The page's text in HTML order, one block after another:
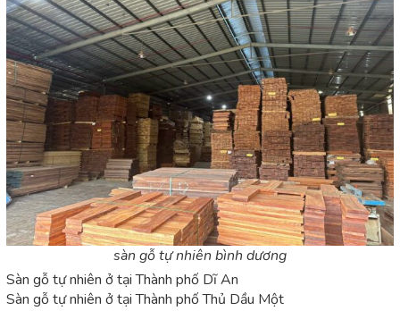
sàn gỗ tự nhiên bình dương
Sàn gỗ tự nhiên ở tại Thành phố Dĩ An
Sàn gỗ tự nhiên ở tại Thành phố Thủ Dầu Một